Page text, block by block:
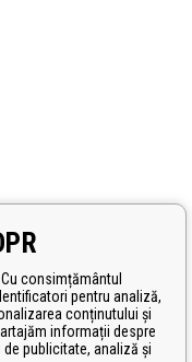
consimțământul
pentru analiză,
conținutului și
informații despre
publicitate, analiză și